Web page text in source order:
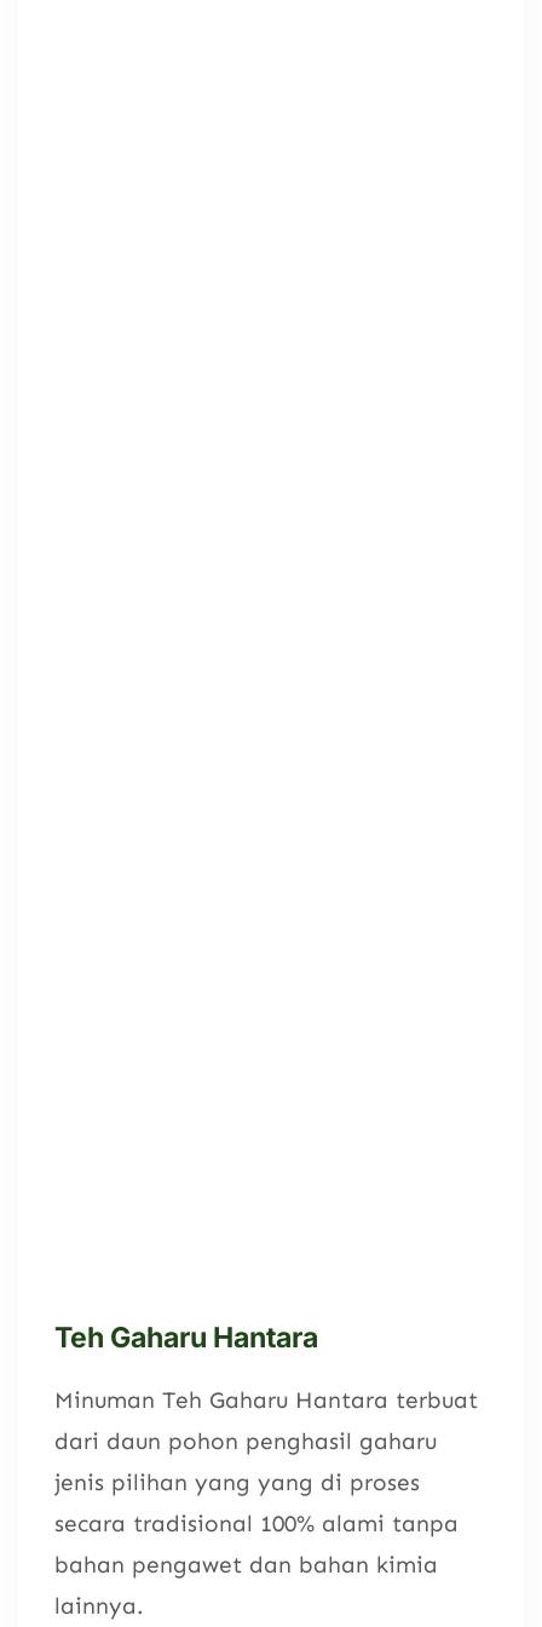
Teh Gaharu Hantara
Minuman Teh Gaharu Hantara terbuat
dari daun pohon penghasil gaharu
jenis pilihan yang yang di proses
secara tradisional 100% alami tanpa
bahan pengawet dan bahan kimia
lainnya.